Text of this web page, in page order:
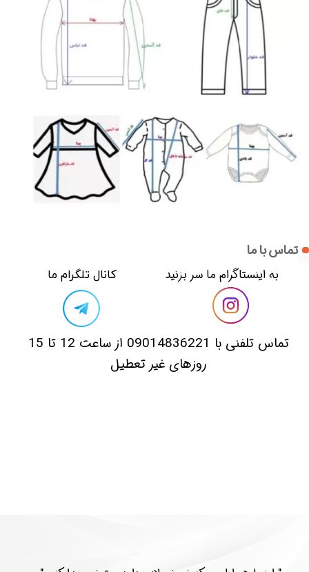
تماس با ما
​​به اینستاگرام ما سر بزنید​​​​​​​
​تماس تلفنی با 09014836221 از ساعت 12 تا 15
روزهای غیر تعطیل
​کانال تلگرام ما